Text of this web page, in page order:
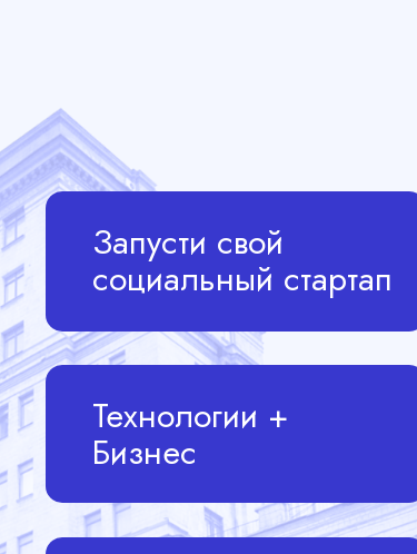
Запусти свой
социальный стартап
Технологии +
Бизнес